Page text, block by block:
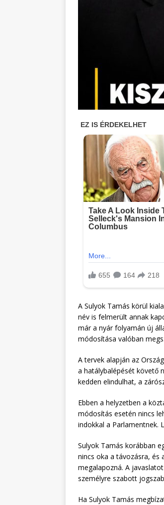
A Sulyok Tamás körül
név is felmerült annak
már a nyár folyamán új
módosítása valóban
A tervek alapján az
a hatálybalépését követő
kedden elindulhat, a
Ebben a helyzetben a
módosítás esetén nincs
indokkal a Parlamentnek.
Sulyok Tamás korábban
nincs oka a távozásra,
megalapozná. A
személyre szabott
Ha Sulyok Tamás